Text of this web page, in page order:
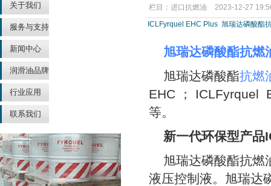
关于我们
服务与支持
新闻中心
润滑油品牌
行业应用
联系我们
栏目： 进口抗燃油
2023-12-27
ICLFyrquel EHC Plus 旭瑞达磷酸酯
旭瑞达磷酸酯抗燃
旭瑞达磷酸酯抗燃
EHC ； ICLFyrquel
等。
新一代环保型产品
旭瑞达磷酸酯抗燃
液压控制液。旭瑞达